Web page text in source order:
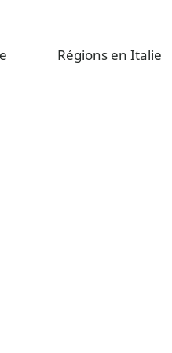
Régions en Italie